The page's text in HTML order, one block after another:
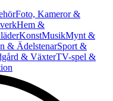
Foto, Kameror &
Hem &
KonstMusikMynt &
& ÄdelstenarSport &
& VäxterTV-spel &